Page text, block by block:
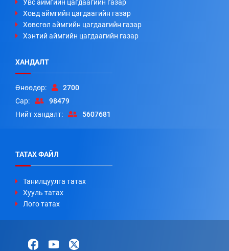
Увс аймгийн цагдаагийн газар
Ховд аймгийн цагдаагийн газар
Хөвсгөл аймгийн цагдаагийн газар
Хэнтий аймгийн цагдаагийн газар
ХАНДАЛТ
Өнөөдөр:
2700
Сар:
98479
Нийт хандалт:
5607681
ТАТАХ ФАЙЛ
Танилцуулга татах
Хууль татах
Лого татах